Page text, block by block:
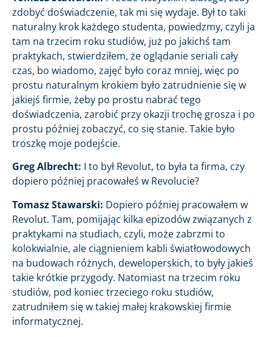
zdobyć doświadczenie, tak mi się wydaje. Był to taki
naturalny krok każdego studenta, powiedzmy, czyli ja
tam na trzecim roku studiów, już po jakichś tam
praktykach, stwierdziłem, że oglądanie seriali cały
czas, bo wiadomo, zajęć było coraz mniej, więc po
prostu naturalnym krokiem było zatrudnienie się w
jakiejś firmie, żeby po prostu nabrać tego
doświadczenia, zarobić przy okazji trochę grosza i po
prostu później zobaczyć, co się stanie. Takie było
troszkę moje podejście.
Greg Albrecht: I to był Revolut, to była ta firma, czy
dopiero później pracowałeś w Revolucie?
Tomasz Stawarski: Dopiero później pracowałem w
Revolut. Tam, pomijając kilka epizodów związanych z
praktykami na studiach, czyli, może zabrzmi to
kolokwialnie, ale ciągnieniem kabli światłowodowych
na budowach różnych, deweloperskich, to były jakieś
takie krótkie przygody. Natomiast na trzecim roku
studiów, pod koniec trzeciego roku studiów,
zatrudniłem się w takiej małej krakowskiej firmie
informatycznej.